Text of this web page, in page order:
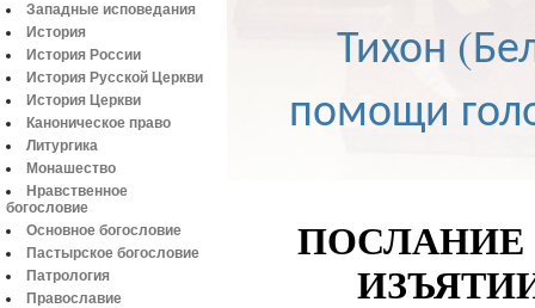
Западные исповедания
История
История России
История Русской Церкви
История Церкви
Каноническое право
Литургика
Монашество
Нравственное
богословие
Основное богословие
Пастырское богословие
Патрология
Православие
Тихон
помощи